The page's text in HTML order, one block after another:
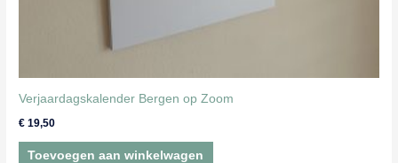
Verjaardagskalender Bergen op Zoom
€ 19,50
Toevoegen aan winkelwagen